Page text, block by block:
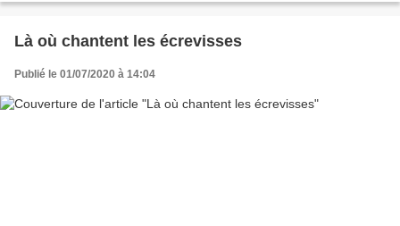
Là où chantent les écrevisses
Publié le 01/07/2020 à 14:04